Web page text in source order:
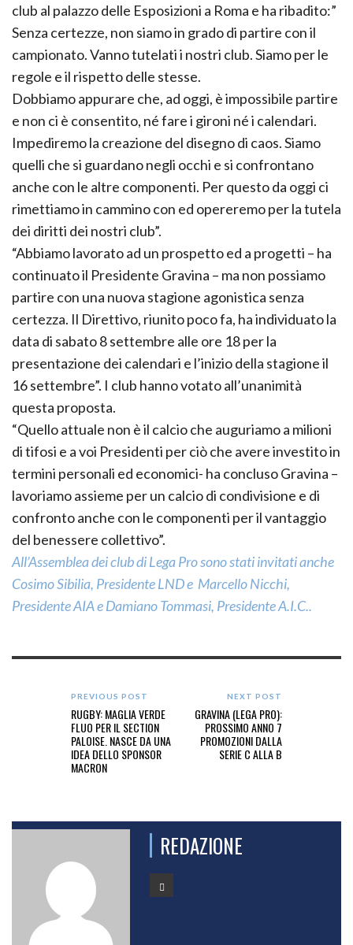
club al palazzo delle Esposizioni a Roma e ha ribadito:”
Senza certezze, non siamo in grado di partire con il
campionato. Vanno tutelati i nostri club. Siamo per le
regole e il rispetto delle stesse.
Dobbiamo appurare che, ad oggi, è impossibile partire
e non ci è consentito, né fare i gironi né i calendari.
Impediremo la creazione del disegno di caos. Siamo
quelli che si guardano negli occhi e si confrontano
anche con le altre componenti. Per questo da oggi ci
rimettiamo in cammino con ed opereremo per la tutela
dei diritti dei nostri club”.
“Abbiamo lavorato ad un prospetto ed a progetti – ha
continuato il Presidente Gravina – ma non possiamo
partire con una nuova stagione agonistica senza
certezza. Il Direttivo, riunito poco fa, ha individuato la
data di sabato 8 settembre alle ore 18 per la
presentazione dei calendari e l’inizio della stagione il
16 settembre”. I club hanno votato all’unanimità
questa proposta.
“Quello attuale non è il calcio che auguriamo a milioni
di tifosi e a voi Presidenti per ciò che avere investito in
termini personali ed economici- ha concluso Gravina –
lavoriamo assieme per un calcio di condivisione e di
confronto anche con le componenti per il vantaggio
del benessere collettivo”.
All’Assemblea dei club di Lega Pro sono stati invitati anche
Cosimo Sibilia, Presidente LND e Marcello Nicchi,
Presidente AIA e Damiano Tommasi, Presidente A.I.C..
PREVIOUS POST
RUGBY: MAGLIA VERDE
FLUO PER IL SECTION
PALOISE. NASCE DA UNA
IDEA DELLO SPONSOR
MACRON
NEXT POST
GRAVINA (LEGA PRO):
PROSSIMO ANNO 7
PROMOZIONI DALLA
SERIE C ALLA B
REDAZIONE